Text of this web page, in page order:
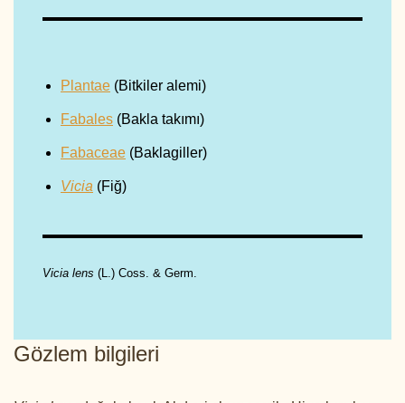
Plantae (Bitkiler alemi)
Fabales (Bakla takımı)
Fabaceae (Baklagiller)
Vicia (Fiğ)
Vicia lens (L.) Coss. & Germ.
Gözlem bilgileri